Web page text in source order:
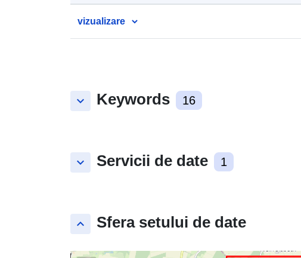
vizualizare
keyboard_arrow_down Keywords 16
keyboard_arrow_down Servicii de date 1
keyboard_arrow_up Sfera setului de date